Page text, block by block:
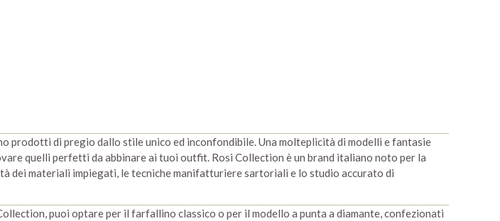
prodotti di pregio dallo stile unico ed inconfondibile. Una molteplicità di modelli e fantasie
quelli perfetti da abbinare ai tuoi outfit. Rosi Collection è un brand italiano noto per la
dei materiali impiegati, le tecniche manifatturiere sartoriali e lo studio accurato di
puoi optare per il farfallino classico o per il modello a punta a diamante, confezionati